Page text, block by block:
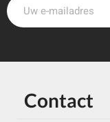
Contact